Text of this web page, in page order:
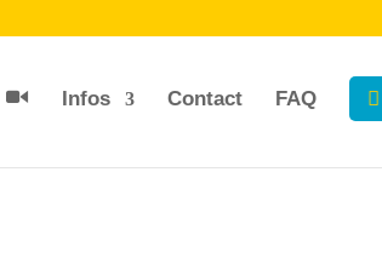
Infos Contact FAQ